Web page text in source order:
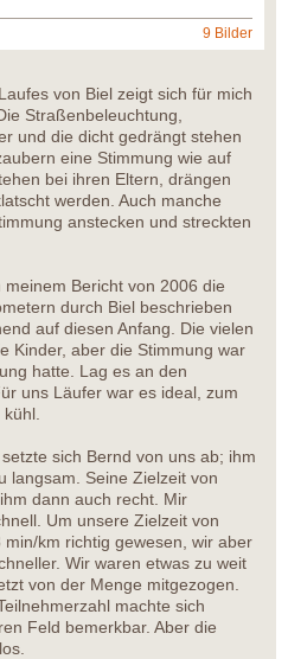
9 Bilder
von Biel zeigt sich für mich
Straßenbeleuchtung,
und die dicht gedrängt stehen
eine Stimmung wie auf
bei ihren Eltern, drängen
werden. Auch manche
anstecken und streckten
Bericht von 2006 die
durch Biel beschrieben
auf diesen Anfang. Die vielen
Kinder, aber die Stimmung war
hatte. Lag es an den
uns Läufer war es ideal, zum
sich Bernd von uns ab; ihm
langsam. Seine Zielzeit von
dann auch recht. Mir
Um unsere Zielzeit von
km richtig gewesen, wir aber
Wir waren etwas zu weit
von der Menge mitgezogen.
machte sich
Feld bemerkbar. Aber die